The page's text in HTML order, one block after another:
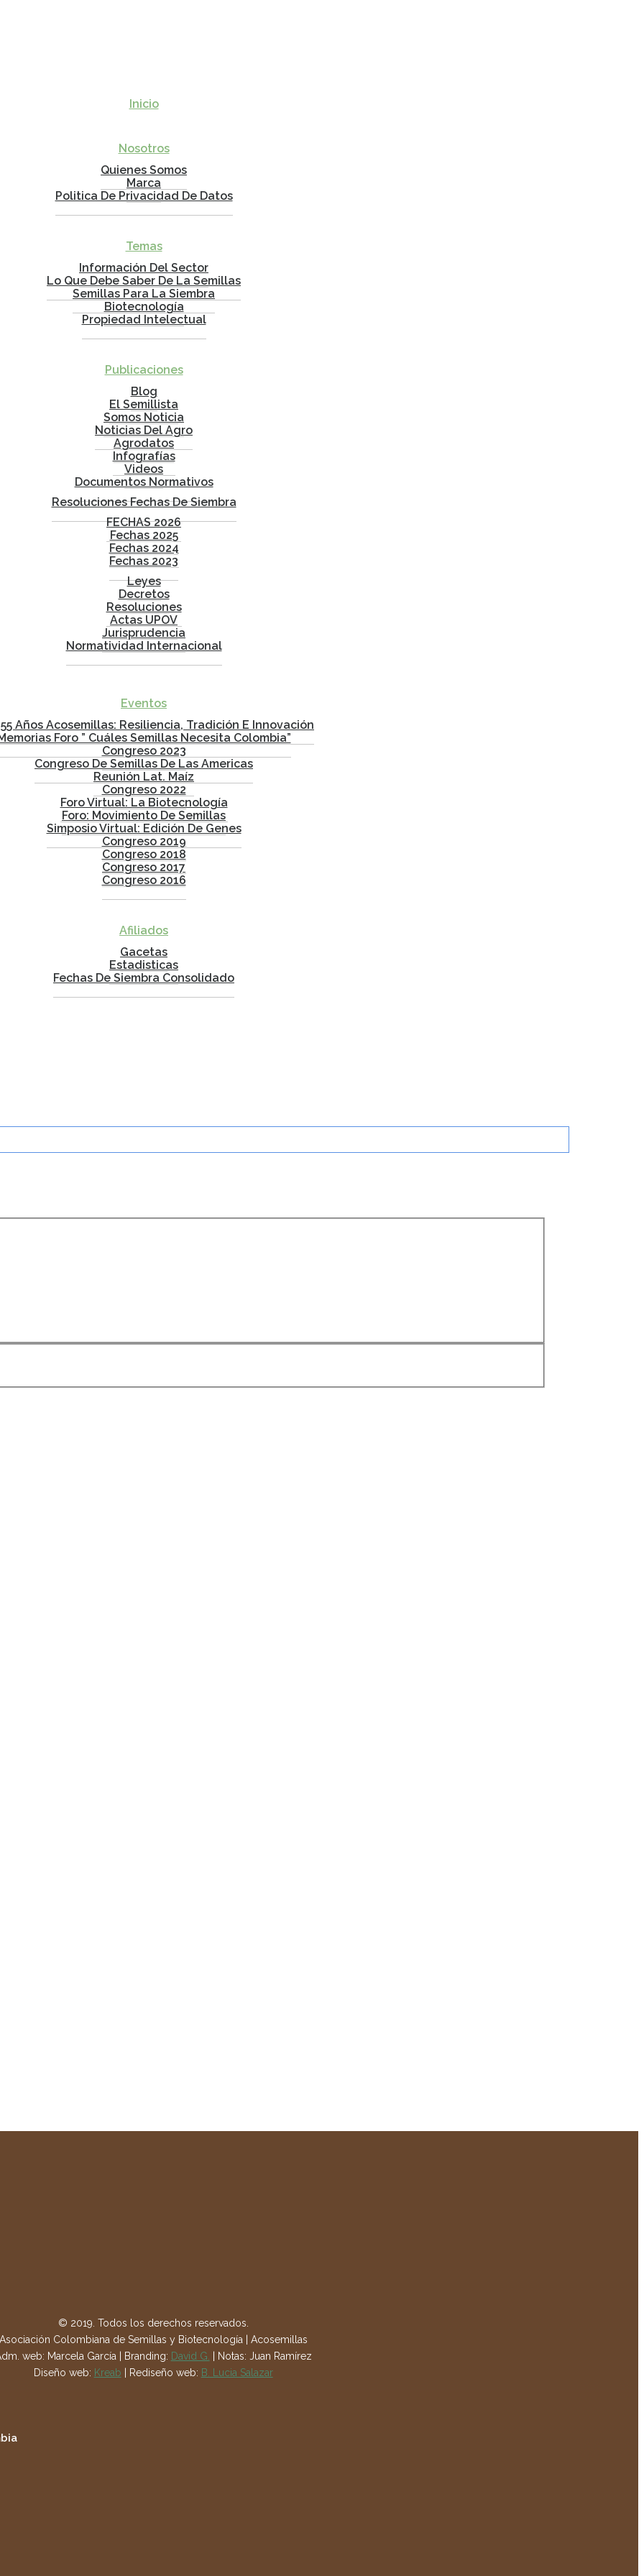
Inicio
Nosotros
Quienes Somos
Marca
Politica De Privacidad De Datos
Temas
Información Del Sector
Lo Que Debe Saber De La Semillas
Semillas Para La Siembra
Biotecnología
Propiedad Intelectual
Publicaciones
Blog
El Semillista
Somos Noticia
Noticias Del Agro
Agrodatos
Infografías
Videos
Documentos Normativos
Resoluciones Fechas De Siembra
FECHAS 2026
Fechas 2025
Fechas 2024
Fechas 2023
Leyes
Decretos
Resoluciones
Actas UPOV
Jurisprudencia
Normatividad Internacional
Eventos
Años Acosemillas: Resiliencia, Tradición E Innovación
Foro ” Cuáles Semillas Necesita Colombia”
Congreso 2023
Congreso De Semillas De Las Americas
Reunión Lat. Maíz
Congreso 2022
Foro Virtual: La Biotecnología
Foro: Movimiento De Semillas
Simposio Virtual: Edición De Genes
Congreso 2019
Congreso 2018
Congreso 2017
Congreso 2016
Afiliados
Gacetas
Estadisticas
Fechas De Siembra Consolidado
© 2019. Todos los derechos reservados.
Colombiana de Semillas y Biotecnología | Acosemillas
web: Marcela García | Branding: David G. | Notas: Juan Ramírez
Diseño web: Kreab | Rediseño web: B. Lucia Salazar